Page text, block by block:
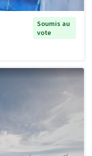
Soumis au
vote